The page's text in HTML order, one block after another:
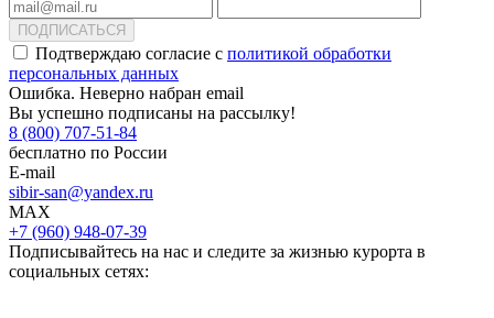
ПОДПИСАТЬСЯ
Подтверждаю согласие с политикой обработки
персональных данных
Ошибка. Неверно набран email
Вы успешно подписаны на рассылку!
8 (800) 707-51-84
бесплатно по России
E-mail
sibir-san@yandex.ru
MAX
+7 (960) 948-07-39
Подписывайтесь на нас и следите за жизнью курорта в
социальных сетях: